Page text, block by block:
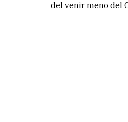
del venir meno del